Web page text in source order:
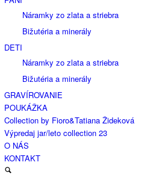
Náramky zo zlata a striebra
Bižutéria a minerály
DETI
Náramky zo zlata a striebra
Bižutéria a minerály
GRAVÍROVANIE
POUKÁŽKA
Collection by Fioro&Tatiana Žideková
Výpredaj jar/leto collection 23
O NÁS
KONTAKT